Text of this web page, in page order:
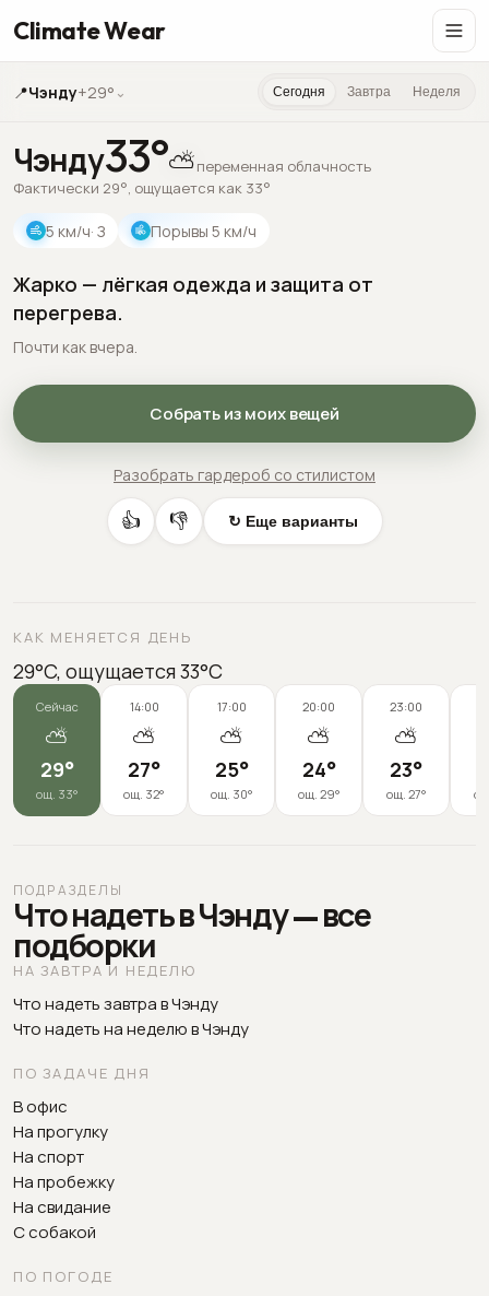
Climate Wear
📍Чэнду+29° ⌄ Сегодня Завтра Неделя
Чэнду33°⛅переменная облачность
Фактически 29°, ощущается как 33°
5 км/ч· З Порывы 5 км/ч
Жарко — лёгкая одежда и защита от
перегрева.
Почти как вчера.
Собрать из моих вещей
Разобрать гардероб со стилистом
👍 👎 ↻ Еще варианты
КАК МЕНЯЕТСЯ ДЕНЬ
29°C, ощущается 33°C
Сейчас
⛅
29°
ощ. 33°
14:00
⛅
27°
ощ. 32°
17:00
⛅
25°
ощ. 30°
20:00
⛅
24°
ощ. 29°
23:00
⛅
23°
ощ. 27°
ПОДРАЗДЕЛЫ
Что надеть в Чэнду — все
подборки
НА ЗАВТРА И НЕДЕЛЮ
Что надеть завтра в Чэнду
Что надеть на неделю в Чэнду
ПО ЗАДАЧЕ ДНЯ
В офис
На прогулку
На спорт
На пробежку
На свидание
С собакой
ПО ПОГОДЕ